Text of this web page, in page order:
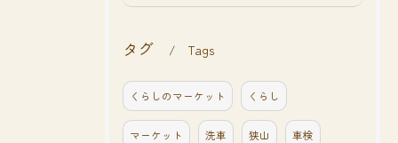
タグ Tags
くらしのマーケット くらし
マーケット 洗車 狭山 車検